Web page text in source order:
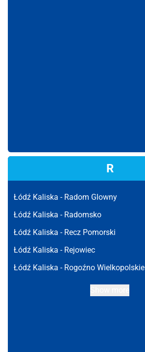
R
Łódź Kaliska - Radom Glowny
Łódź Kaliska - Radomsko
Łódź Kaliska - Recz Pomorski
Łódź Kaliska - Rejowiec
Łódź Kaliska - Rogoźno Wielkopolskie